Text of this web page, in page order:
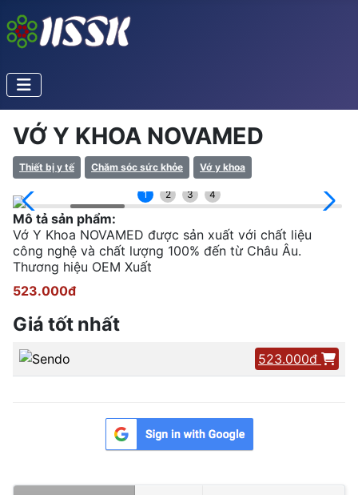
VỚ Y KHOA NOVAMED
Thiết bị y tế Chăm sóc sức khỏe Vớ y khoa
1 2 3 4
Mô tả sản phẩm:
Vớ Y Khoa NOVAMED được sản xuất với chất liệu
công nghệ và chất lượng 100% đến từ Châu Âu.
Thương hiệu OEM Xuất
523.000đ
Giá tốt nhất
523.000đ